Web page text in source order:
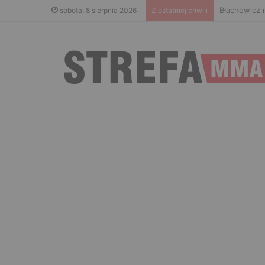
sobota, 8 sierpnia 2026 Z ostatniej chwili Błachowicz